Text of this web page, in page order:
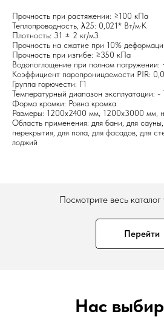
Прочность при растяжении: ≥100 кПа
Теплопроводность, λ25: 0,021* Вт/м·К
Плотность: 31 ± 2 кг/м3
Прочность на сжатие при 10%
Прочность при изгибе: ≥350 кПа
Водопоглощение при полном погружении:
Коэффициент паропроницаемости PIR:
Группа горючести: Г1
Температурный диапазон эксплуатации:
Форма кромки: Ровна кромка
Размеры: 1200х2400 мм, 1200х3000 мм,
Область применения: для бани, для сауны,
перекрытия, для пола, для фасадов, для
лоджий
Посмотрите весь каталог
Перейти
Нас